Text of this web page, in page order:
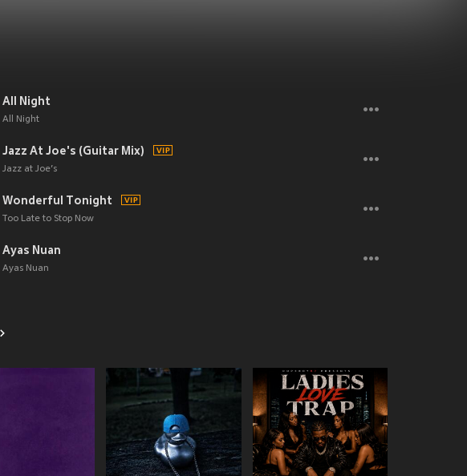
All Night
All Night
Jazz At Joe's (Guitar Mix)
Jazz at Joe’s
Wonderful Tonight
Too Late to Stop Now
Ayas Nuan
Ayas Nuan